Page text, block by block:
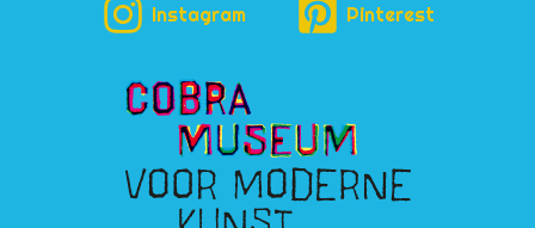
Instagram Pinterest